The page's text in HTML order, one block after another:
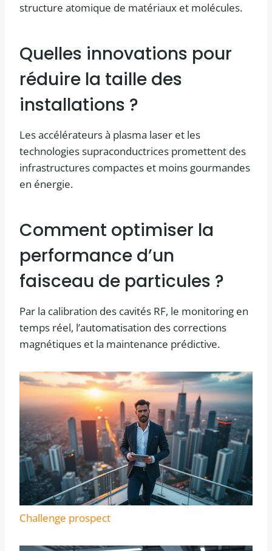
structure atomique de matériaux et molécules.
Quelles innovations pour
réduire la taille des
installations ?
Les accélérateurs à plasma laser et les
technologies supraconductrices promettent des
infrastructures compactes et moins gourmandes
en énergie.
Comment optimiser la
performance d’un
faisceau de particules ?
Par la calibration des cavités RF, le monitoring en
temps réel, l’automatisation des corrections
magnétiques et la maintenance prédictive.
Challenge prospect